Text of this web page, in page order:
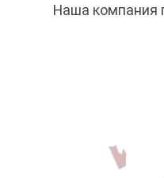
Наша компания